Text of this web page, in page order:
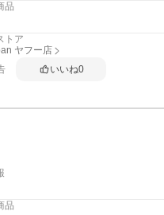
品
トア
ヤフー店
いいね0
品